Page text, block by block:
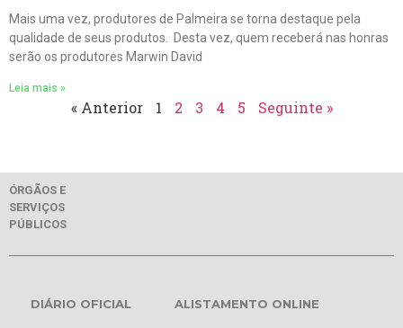
Mais uma vez, produtores de Palmeira se torna destaque pela
qualidade de seus produtos. Desta vez, quem receberá nas honras
serão os produtores Marwin David
Leia mais »
« Anterior 1 2 3 4 5 Seguinte »
ÓRGÃOS E
SERVIÇOS
PÚBLICOS
DIÁRIO OFICIAL ALISTAMENTO ONLINE